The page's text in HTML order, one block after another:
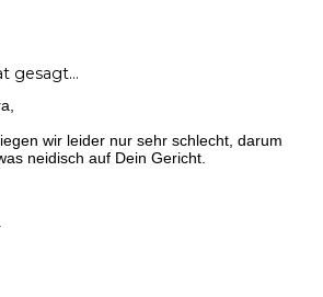
gesagt…
wir leider nur sehr schlecht, darum
neidisch auf Dein Gericht.